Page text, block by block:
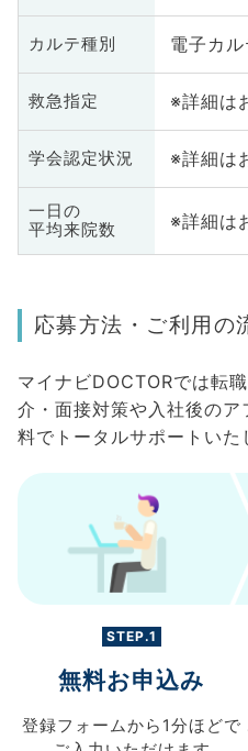
カルテ種別 電子カル
救急指定 ※詳細は
学会認定状況 ※詳細は
一日の
平均来院数
※詳細は
応募方法・ご利用の
マイナビDOCTORでは転
介・面接対策や入社後の
料でトータルサポートいた
STEP.1
無料お申込み
登録フォームから 1分ほどで